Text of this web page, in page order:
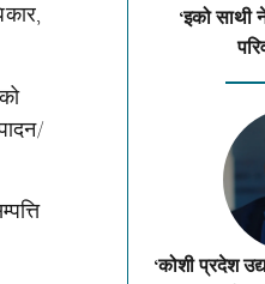
‘इको साथी
‘कोशी प्रदेश